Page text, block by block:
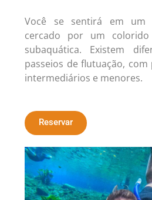
Você se sentirá em um
cercado por um
subaquática. Existem
passeios de flutuação,
intermediários e menores.
Reservar